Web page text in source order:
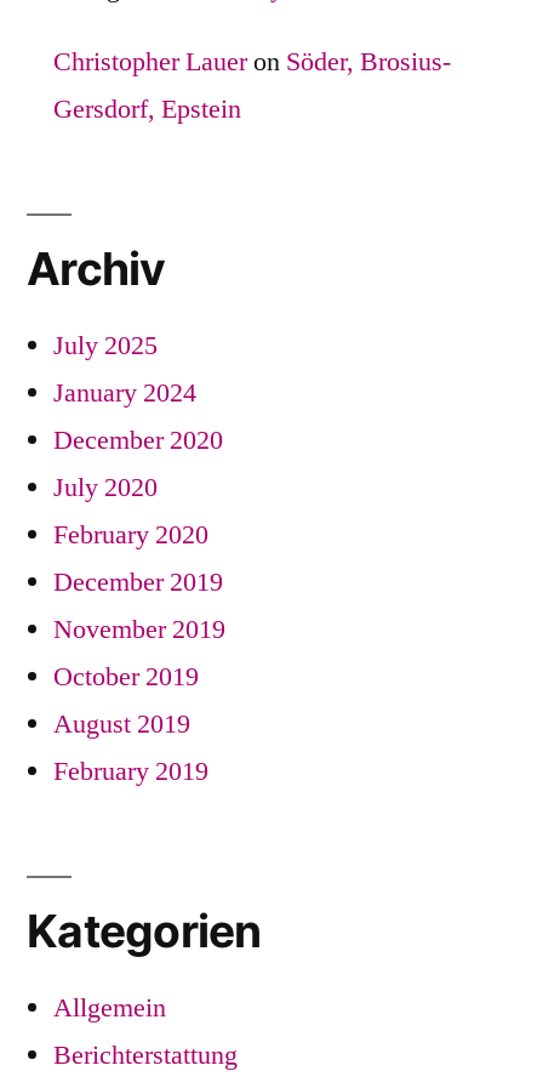
Christopher Laueron Söder, Brosius-
Gersdorf, Epstein
Archiv
July 2025
January 2024
December 2020
July 2020
February 2020
December 2019
November 2019
October 2019
August 2019
February 2019
Kategorien
Allgemein
Berichterstattung